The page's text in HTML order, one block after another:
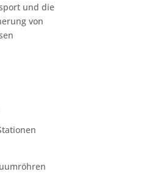
und die
von